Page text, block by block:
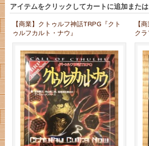
アイテムをクリックしてカートに追加または
【商業】クトゥルフ神話TRPG『クト
ゥルフカルト・ナウ』
【
クラ